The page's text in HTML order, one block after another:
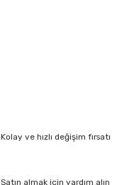
Kolay ve hızlı değişim fırsatı
Satın almak için yardım alın